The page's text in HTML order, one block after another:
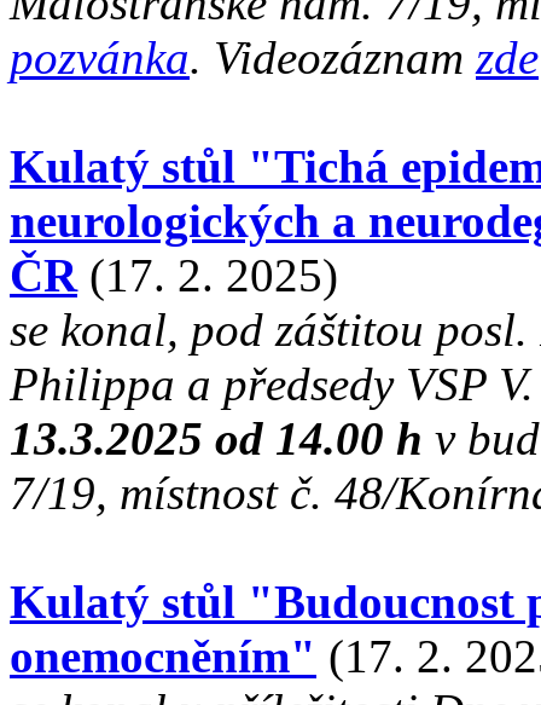
pozvánka. Videozáznam zde
Kulatý stůl "Tichá
neurologických a
ČR(17. 2. 2025)
se konal, pod záštitou
Philippa a předsedy VSP
13.3.2025 od 14.00 h v
7/19, místnost č. 48/
Kulatý stůl "Budoucnost
onemocněním" (17. 2.